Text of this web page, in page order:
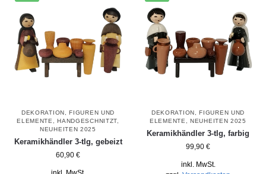
DEKORATION ,FIGUREN UND
ELEMENTE
,HANDGESCHNITZT
NEUHEITEN 2025
Keramikhändler 3-tlg, gebeizt
60,90 €
DEKORATION ,FIGUREN UND
ELEMENTE
,NEUHEITEN 2025
Keramikhändler 3-tlg, farbig
99,90 €
inkl. MwSt.